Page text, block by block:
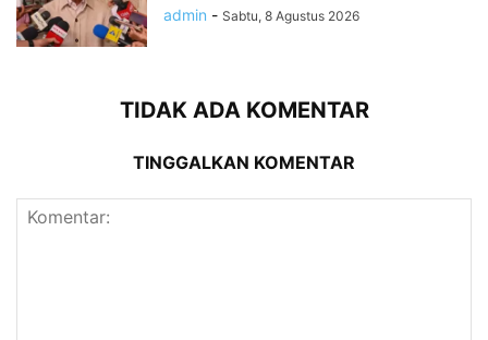
admin - Sabtu, 8 Agustus 2026
TIDAK ADA KOMENTAR
TINGGALKAN KOMENTAR